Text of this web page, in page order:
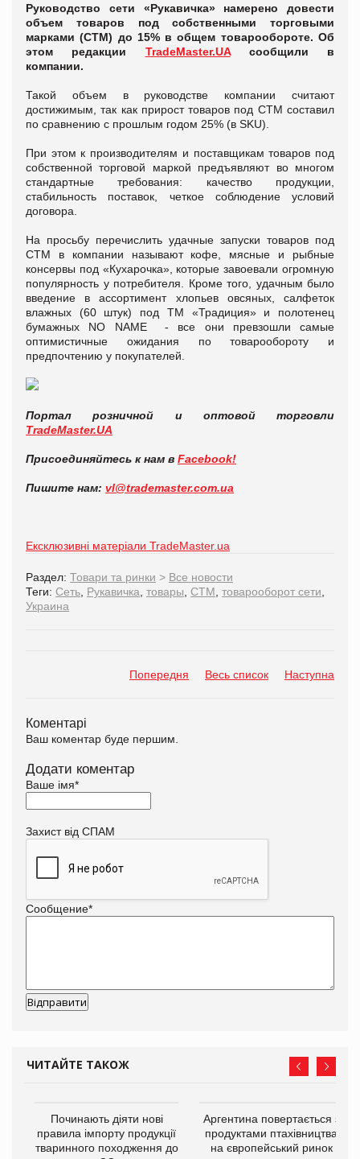
Руководство сети «Рукавичка» намерено довести
объем товаров под собственными торговыми
марками (СТМ) до 15% в общем товарообороте. Об
этом редакции TradeMaster.UAсообщили в
компании.
Такой объем в руководстве компании считают
достижимым, так как прирост товаров под СТМ составил
по сравнению с прошлым годом 25% (в SKU).
При этом к производителям и поставщикам товаров под
собственной торговой маркой предъявляют во многом
стандартные требования: качество продукции,
стабильность поставок, четкое соблюдение условий
договора.
На просьбу перечислить удачные запуски товаров под
СТМ в компании называют кофе, мясные и рыбные
консервы под «Кухарочка», которые завоевали огромную
популярность у потребителя. Кроме того, удачным было
введение в ассортимент хлопьев овсяных, салфеток
влажных (60 штук) под ТМ «Традиция» и полотенец
бумажных NO NAME - все они превзошли самые
оптимистичные ожидания по товарообороту и
предпочтению у покупателей.
Портал розничной и оптовой торговли
TradeMaster.UA
Присоединяйтесь к нам в Facebook!
Пишите нам: vl@trademaster.com.ua
Ексклюзивні матеріали TradeMaster.ua
Раздел: Товари та ринки > Все новости
Теги: Сеть Рукавичка товары СТМ товарооборот сети
Украина
Попередня Весь список Наступна
Коментарі
Ваш коментар буде першим.
Додати коментар
Ваше імя*
Захист від СПАМ
Сообщение*
ЧИТАЙТЕ ТАКОЖ
Починають діяти нові
правила імпорту продукції
тваринного походження до
Аргентина повертається з
продуктами птахівництва
на європейський ринок